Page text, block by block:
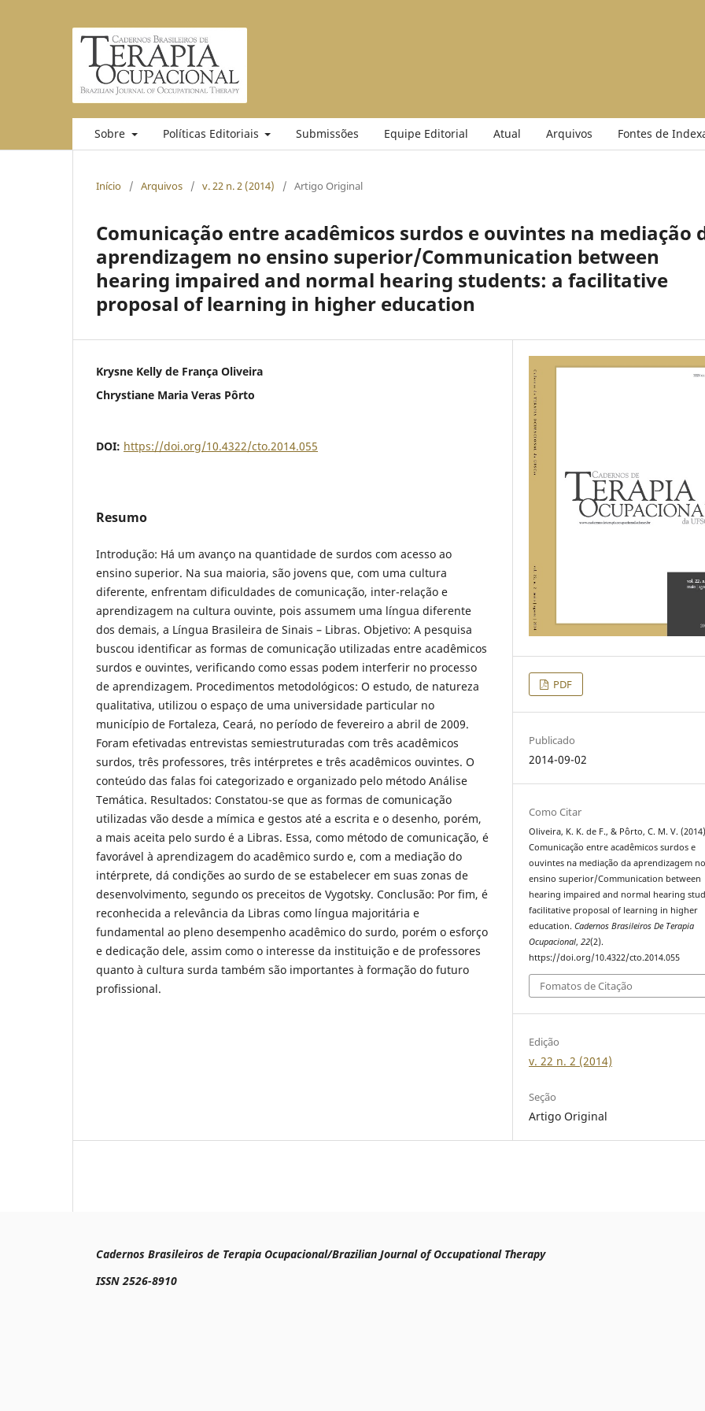
Sobre Políticas Editoriais Submissões Equipe Editorial Atual Arquivos Fontes de
Início / Arquivos / v. 22 n. 2 (2014) / Artigo Original
Comunicação entre acadêmicos surdos e ouvintes na mediação
aprendizagem no ensino superior/Communication between
hearing impaired and normal hearing students: a facilitative
proposal of learning in higher education
Krysne Kelly de França Oliveira
Chrystiane Maria Veras Pôrto
DOI: https://doi.org/10.4322/cto.2014.055
Resumo
Introdução: Há um avanço na quantidade de surdos com acesso ao
ensino superior. Na sua maioria, são jovens que, com uma cultura
diferente, enfrentam dificuldades de comunicação, inter-relação e
aprendizagem na cultura ouvinte, pois assumem uma língua diferente
dos demais, a Língua Brasileira de Sinais – Libras. Objetivo: A pesquisa
buscou identificar as formas de comunicação utilizadas entre acadêmicos
surdos e ouvintes, verificando como essas podem interferir no processo
de aprendizagem. Procedimentos metodológicos: O estudo, de natureza
qualitativa, utilizou o espaço de uma universidade particular no
município de Fortaleza, Ceará, no período de fevereiro a abril de 2009.
Foram efetivadas entrevistas semiestruturadas com três acadêmicos
surdos, três professores, três intérpretes e três acadêmicos ouvintes. O
conteúdo das falas foi categorizado e organizado pelo método Análise
Temática. Resultados: Constatou-se que as formas de comunicação
utilizadas vão desde a mímica e gestos até a escrita e o desenho, porém,
a mais aceita pelo surdo é a Libras. Essa, como método de comunicação, é
favorável à aprendizagem do acadêmico surdo e, com a mediação do
intérprete, dá condições ao surdo de se estabelecer em suas zonas de
desenvolvimento, segundo os preceitos de Vygotsky. Conclusão: Por fim, é
reconhecida a relevância da Libras como língua majoritária e
fundamental ao pleno desempenho acadêmico do surdo, porém o esforço
e dedicação dele, assim como o interesse da instituição e de professores
quanto à cultura surda também são importantes à formação do futuro
profissional.
PDF
Publicado
2014-09-02
Como Citar
Oliveira, K. K. de F., & Pôrto, C. M. V.
Comunicação entre acadêmicos surdos e
ouvintes na mediação da aprendizagem no
ensino superior/Communication between
hearing impaired and normal hearing
facilitative proposal of learning in higher
education.Cadernos Brasileiros De Terapia
Ocupacional,22(2).
https://doi.org/10.4322/cto.2014.055
Fomatos de Citação
Edição
v. 22 n. 2 (2014)
Seção
Artigo Original
Cadernos Brasileiros de Terapia Ocupacional/Brazilian Journal of Occupational Therapy
ISSN 2526-8910